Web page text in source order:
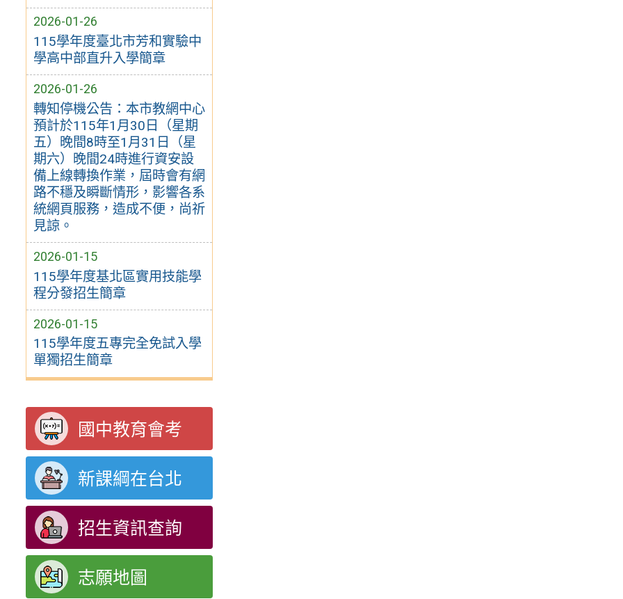
2026-01-26
115學年度臺北市芳和實驗中
學高中部直升入學簡章
2026-01-26
轉知停機公告：本市教網中心
預計於115年1月30日（星期
五）晚間8時至1月31日（星
期六）晚間24時進行資安設
備上線轉換作業，屆時會有網
路不穩及瞬斷情形，影響各系
統網頁服務，造成不便，尚祈
見諒。
2026-01-15
115學年度基北區實用技能學
程分發招生簡章
2026-01-15
115學年度五專完全免試入學
單獨招生簡章
國中教育會考
新課綱在台北
招生資訊查詢
志願地圖